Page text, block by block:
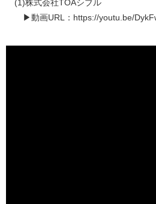
(1)株式会社TOAシブル
▶動画URL：https://youtu.be/